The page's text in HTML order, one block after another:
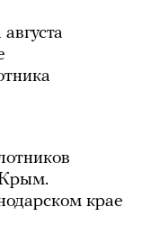
Крым.
крае